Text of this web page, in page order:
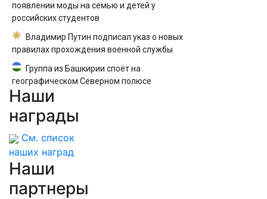
появлении моды на семью и детей у
российских студентов
Владимир Путин подписал указ о новых
правилах прохождения военной службы
Группа из Башкирии споёт на
географическом Северном полюсе
Наши
награды
См. список
наших наград
Наши
партнеры